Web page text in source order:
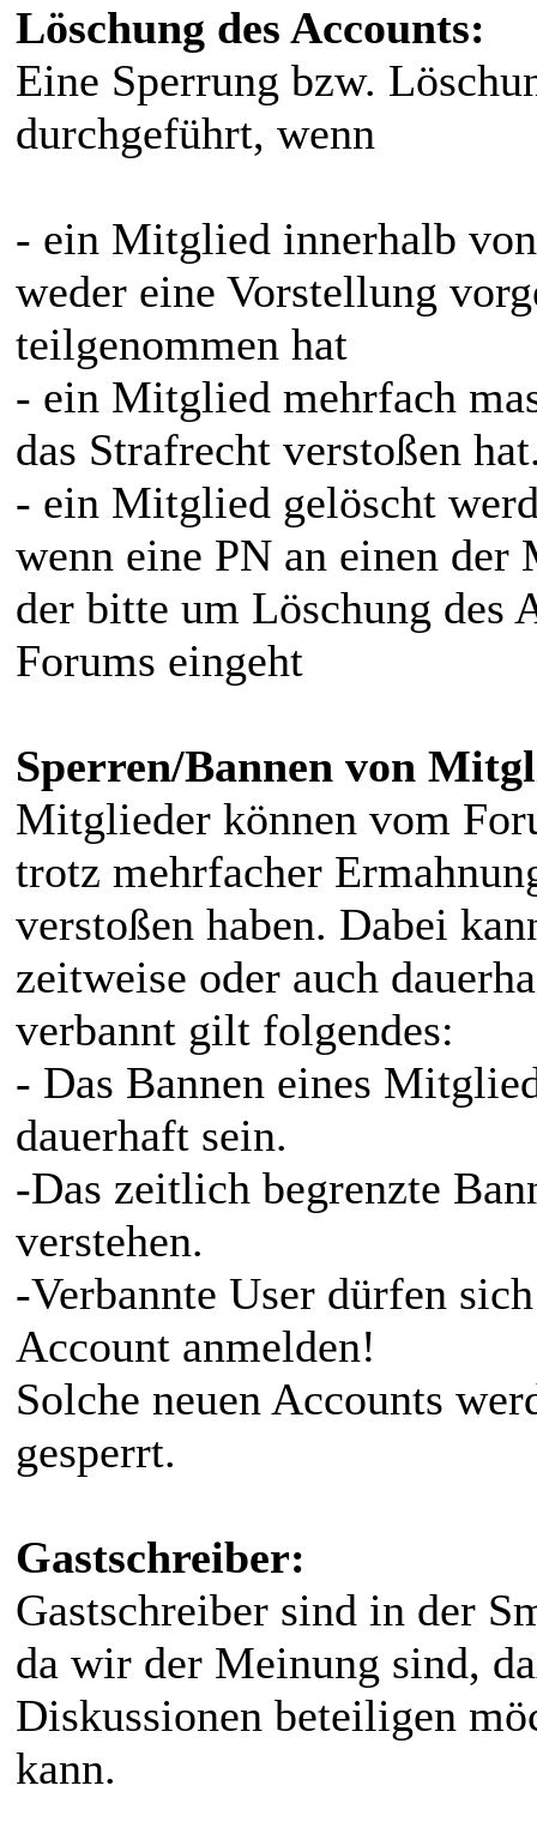
Löschung des Accounts:
Eine Sperrung bzw.
durchgeführt, wenn
- ein Mitglied innerhalb
weder eine Vorstellung
teilgenommen hat
- ein Mitglied mehrfach
das Strafrecht verstoßen
- ein Mitglied gelöscht
wenn eine PN an einen
der bitte um Löschung des
Forums eingeht
Sperren/Bannen von
Mitglieder können vom
trotz mehrfacher
verstoßen haben. Dabei
zeitweise oder auch
verbannt gilt folgendes:
- Das Bannen eines
dauerhaft sein.
-Das zeitlich begrenzte
verstehen.
-Verbannte User dürfen
Account anmelden!
Solche neuen Accounts
gesperrt.
Gastschreiber:
Gastschreiber sind in der
da wir der Meinung sind,
Diskussionen beteiligen
kann.